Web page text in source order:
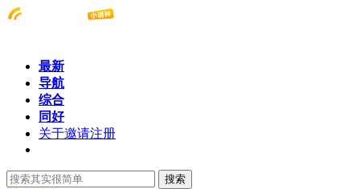
最新
导航
综合
同好
关于邀请注册
搜索